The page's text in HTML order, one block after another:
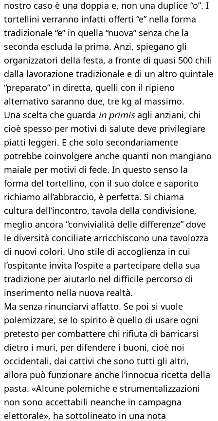
nostro caso è una doppia e, non una duplice “o”. I
tortellini verranno infatti offerti “e” nella forma
tradizionale “e” in quella “nuova” senza che la
seconda escluda la prima. Anzi, spiegano gli
organizzatori della festa, a fronte di quasi 500 chili
dalla lavorazione tradizionale e di un altro quintale
“preparato” in diretta, quelli con il ripieno
alternativo saranno due, tre kg al massimo.
Una scelta che guarda in primisagli anziani, chi
cioè spesso per motivi di salute deve privilegiare
piatti leggeri. E che solo secondariamente
potrebbe coinvolgere anche quanti non mangiano
maiale per motivi di fede. In questo senso la
forma del tortellino, con il suo dolce e saporito
richiamo all’abbraccio, è perfetta. Si chiama
cultura dell’incontro, tavola della condivisione,
meglio ancora “convivialità delle differenze” dove
le diversità conciliate arricchiscono una tavolozza
di nuovi colori. Uno stile di accoglienza in cui
l’ospitante invita l’ospite a partecipare della sua
tradizione per aiutarlo nel difficile percorso di
inserimento nella nuova realtà.
Ma senza rinunciarvi affatto. Se poi si vuole
polemizzare, se lo spirito è quello di usare ogni
pretesto per combattere chi rifiuta di barricarsi
dietro i muri, per difendere i buoni, cioè noi
occidentali, dai cattivi che sono tutti gli altri,
allora può funzionare anche l’innocua ricetta della
pasta. «Alcune polemiche e strumentalizzazioni
non sono accettabili neanche in campagna
elettorale», ha sottolineato in una nota